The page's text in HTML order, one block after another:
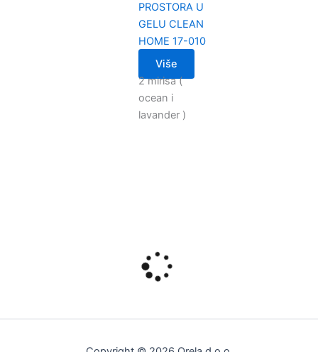
PROSTORA U
GELU CLEAN
HOME 17-010
Više
2 mirisa (
ocean i
lavander )